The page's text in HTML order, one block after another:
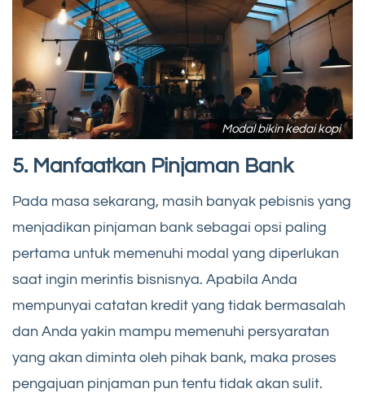
Modal bikin kedai kopi
5. Manfaatkan Pinjaman Bank
Pada masa sekarang, masih banyak pebisnis yang
menjadikan pinjaman bank sebagai opsi paling
pertama untuk memenuhi modal yang diperlukan
saat ingin merintis bisnisnya. Apabila Anda
mempunyai catatan kredit yang tidak bermasalah
dan Anda yakin mampu memenuhi persyaratan
yang akan diminta oleh pihak bank, maka proses
pengajuan pinjaman pun tentu tidak akan sulit.